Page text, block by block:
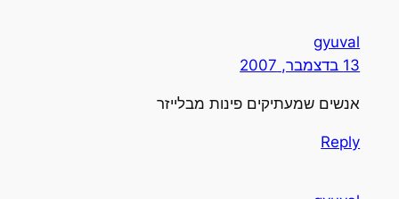
gyuval
13 בדצמבר, 2007
אנשים שמעתיקים פינות מבלייזר
Reply